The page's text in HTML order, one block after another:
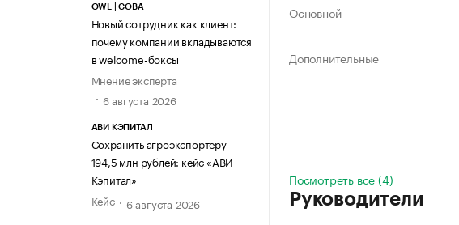
OWL | СОВА
Новый сотрудник как клиент:
почему компании вкладываются
в welcome-боксы
Мнение эксперта
6 августа 2026
АВИ КЭПИТАЛ
Сохранить агроэкспортеру
194,5 млн рублей: кейс «АВИ
Кэпитал»
Кейс
6 августа 2026
Основной
Дополнительные
Посмотреть все (4)
Руководители